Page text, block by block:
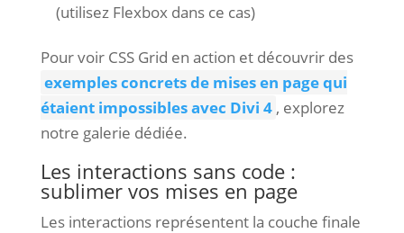
(utilisez Flexbox dans ce cas)
Pour voir CSS Grid en action et découvrir des
exemples concrets de mises en page qui
étaient impossibles avec Divi 4 , explorez
notre galerie dédiée.
Les interactions sans code :
sublimer vos mises en page
Les interactions représentent la couche finale